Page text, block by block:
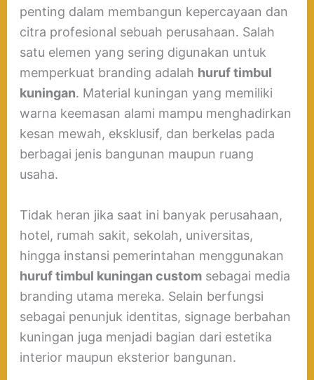
penting dalam membangun kepercayaan dan
citra profesional sebuah perusahaan. Salah
satu elemen yang sering digunakan untuk
memperkuat branding adalah huruf timbul
kuningan. Material kuningan yang memiliki
warna keemasan alami mampu menghadirkan
kesan mewah, eksklusif, dan berkelas pada
berbagai jenis bangunan maupun ruang
usaha.
Tidak heran jika saat ini banyak perusahaan,
hotel, rumah sakit, sekolah, universitas,
hingga instansi pemerintahan menggunakan
huruf timbul kuningan customsebagai media
branding utama mereka. Selain berfungsi
sebagai penunjuk identitas, signage berbahan
kuningan juga menjadi bagian dari estetika
interior maupun eksterior bangunan.